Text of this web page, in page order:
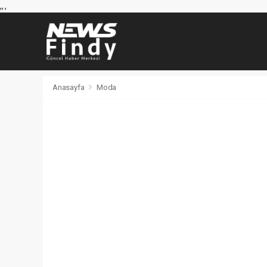
,,,
Anasayfa Moda